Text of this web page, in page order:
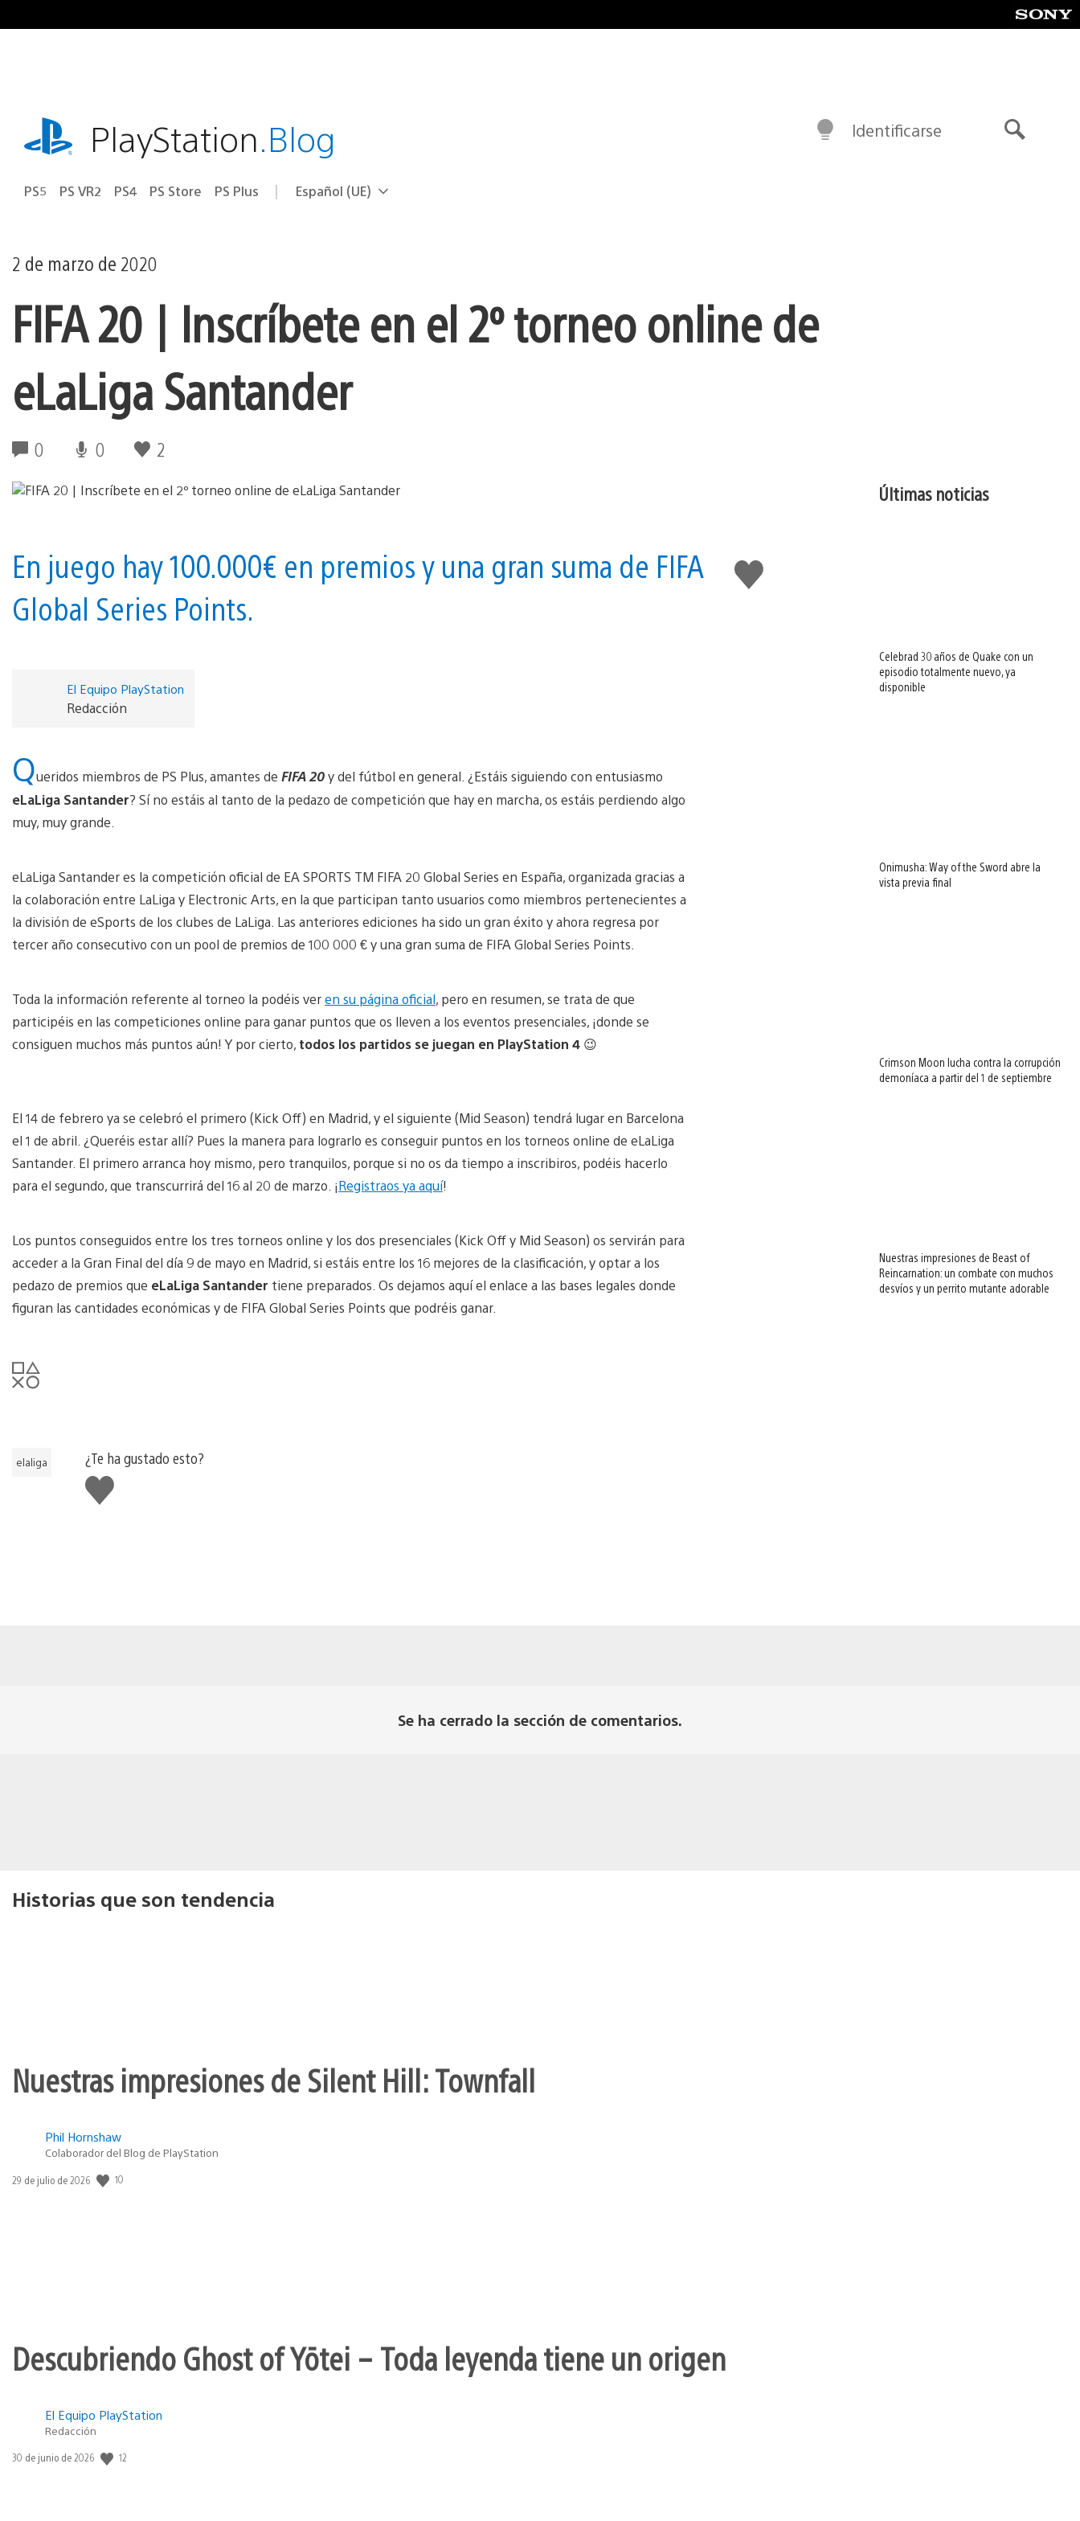
al
playstation.comPlayStation.Blog
PS5 PS VR2 PS4 PS Store PS Plus Selecciona
Región
Español (UE)
Identificarse
2 de marzo de 2020
FIFA 20 | Inscríbete en el 2º torneo online de
eLaLiga Santander
0 0 2
Me
gusta
esto
En juego hay 100.000€ en premios y una gran suma de FIFA
Global Series Points.
El Equipo PlayStation
Redacción
Queridos miembros de PS Plus, amantes de FIFA 20y del fútbol en general. ¿Estáis siguiendo con entusiasmo
eLaLiga Santander? Sí no estáis al tanto de la pedazo de competición que hay en marcha, os estáis perdiendo algo
muy, muy grande.
eLaLiga Santander es la competición oficial de EA SPORTS TM FIFA 20 Global Series en España, organizada gracias a
la colaboración entre LaLiga y Electronic Arts, en la que participan tanto usuarios como miembros pertenecientes a
la división de eSports de los clubes de LaLiga. Las anteriores ediciones ha sido un gran éxito y ahora regresa por
tercer año consecutivo con un pool de premios de 100 000 € y una gran suma de FIFA Global Series Points.
Toda la información referente al torneo la podéis veren su página oficial, pero en resumen, se trata de que
participéis en las competiciones online para ganar puntos que os lleven a los eventos presenciales, ¡donde se
consiguen muchos más puntos aún! Y por cierto, todos los partidos se juegan en PlayStation 4 😉
and
download
image
El 14 de febrero ya se celebró el primero (Kick Off) en Madrid, y el siguiente (Mid Season) tendrá lugar en Barcelona
el 1 de abril. ¿Queréis estar allí? Pues la manera para lograrlo es conseguir puntos en los torneos online de eLaLiga
Santander. El primero arranca hoy mismo, pero tranquilos, porque si no os da tiempo a inscribiros, podéis hacerlo
para el segundo, que transcurrirá del 16 al 20 de marzo. ¡Registraos ya aquí!
Los puntos conseguidos entre los tres torneos online y los dos presenciales (Kick Off y Mid Season) os servirán para
acceder a la Gran Final del día 9 de mayo en Madrid, si estáis entre los 16 mejores de la clasificación, y optar a los
pedazo de premios que eLaLiga Santander tiene preparados. Os dejamos aquí el enlace a las bases legales donde
figuran las cantidades económicas y de FIFA Global Series Points que podréis ganar.
elaliga
¿Te ha gustado esto?
Me
gusta
esto
Últimas noticias
Celebrad 30 años de Quake con un
episodio totalmente nuevo, ya
disponible
Onimusha: Way of the Sword abre la
vista previa final
Crimson Moon lucha contra la corrupción
demoníaca a partir del 1 de septiembre
Nuestras impresiones de Beast of
Reincarnation: un combate con muchos
desvíos y un perrito mutante adorable
Se ha cerrado la sección de comentarios.
Historias que son tendencia
Nuestras impresiones de Silent Hill: Townfall
Phil Hornshaw
Colaborador del Blog de PlayStation
Fecha
29 de julio de 2026 10
Descubriendo Ghost of Yōtei – Toda leyenda tiene un origen
El Equipo PlayStation
Redacción
Fecha
30 de junio de 2026 12